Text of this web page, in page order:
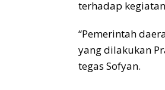
terhadap
“Pemerintah
yang dilakukan
tegas Sofyan.